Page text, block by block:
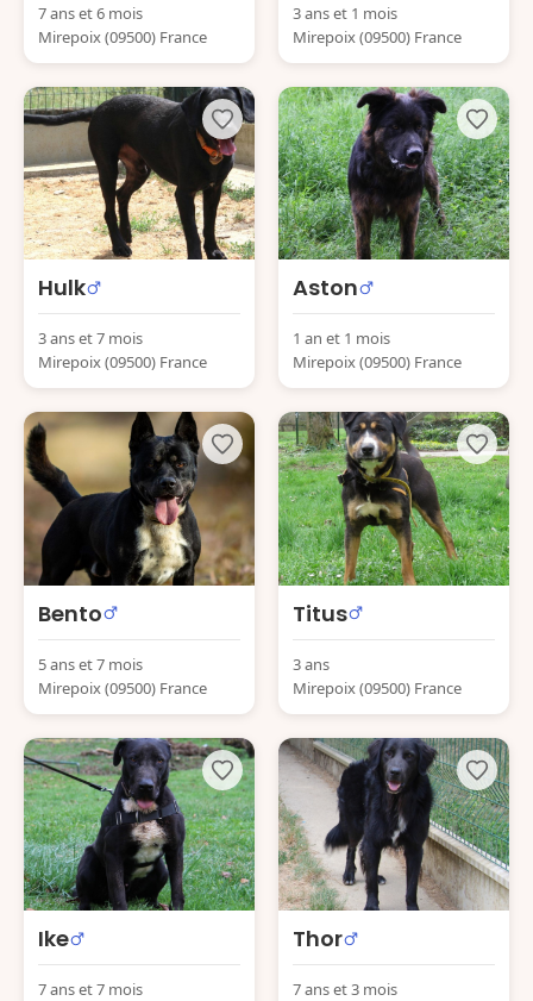
7 ans et 6 mois
Mirepoix (09500) France
3 ans et 1 mois
Mirepoix (09500) France
Hulk
3 ans et 7 mois
Mirepoix (09500) France
Aston
1 an et 1 mois
Mirepoix (09500) France
Bento
5 ans et 7 mois
Mirepoix (09500) France
Titus
3 ans
Mirepoix (09500) France
Ike
7 ans et 7 mois
Thor
7 ans et 3 mois